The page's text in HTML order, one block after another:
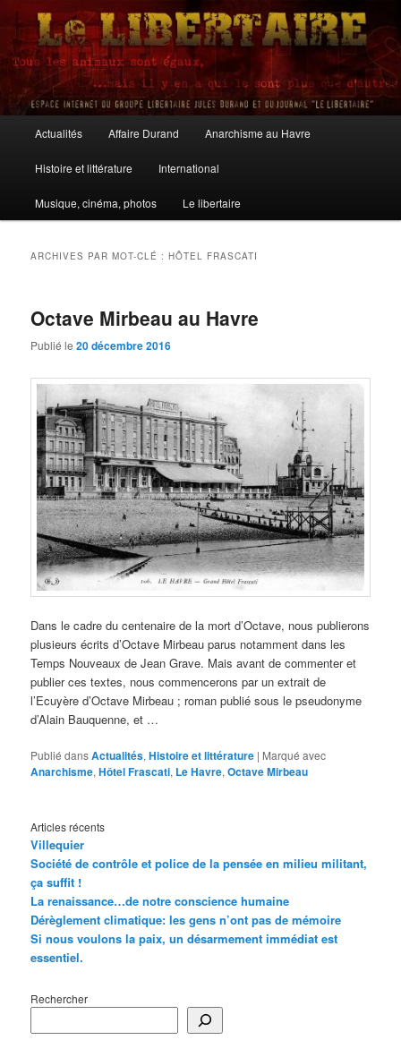
Aller
contenu
principal
Aller
contenu
secondaire
Le Libertaire
principal
Actualités Affaire Durand Anarchisme au Havre
Histoire et littérature International
Musique, cinéma, photos Le libertaire
ARCHIVES PAR MOT-CLÉ :HÔTEL FRASCATI
Octave Mirbeau au Havre
Publié le20 décembre 2016
Dans le cadre du centenaire de la mort d’Octave, nous publierons
plusieurs écrits d’Octave Mirbeau parus notamment dans les
Temps Nouveaux de Jean Grave. Mais avant de commenter et
publier ces textes, nous commencerons par un extrait de
l’Ecuyère d’Octave Mirbeau ; roman publié sous le pseudonyme
d’Alain Bauquenne, et …
Publié dansActualités,Histoire et littérature | Marqué avec
Anarchisme,Hôtel Frascati, Le Havre,Octave Mirbeau
Articles récents
Villequier
Société de contrôle et police de la pensée en milieu militant,
ça suffit !
La renaissance…de notre conscience humaine
Dérèglement climatique: les gens n’ont pas de mémoire
Si nous voulons la paix, un désarmement immédiat est
essentiel.
Rechercher